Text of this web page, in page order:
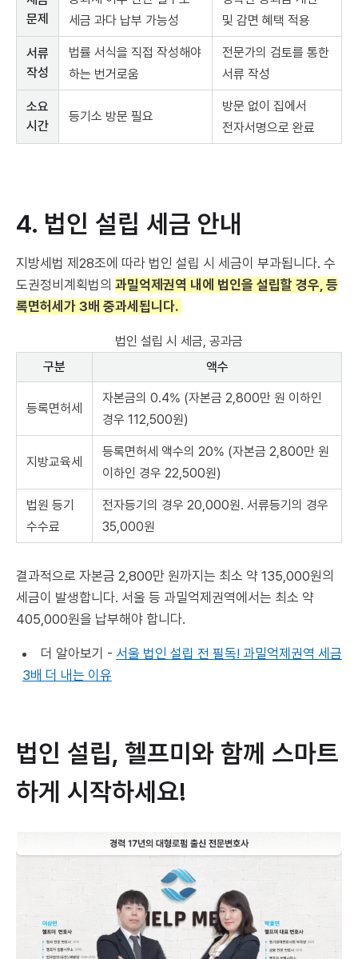
문제
세금 과다 납부 가능성
및 감면 혜택 적용
서류
작성
법률 서식을 직접 작성해야
하는 번거로움
전문가의 검토를 통한
서류 작성
소요
시간
등기소 방문 필요
방문 없이 집에서
전자서명으로 완료
4. 법인 설립 세금 안내
지방세법 제28조에 따라 법인 설립 시 세금이 부과됩니다. 수
도권정비계획법의 과밀억제권역 내에 법인을 설립할 경우, 등
록면허세가 3배 중과세됩니다.
법인 설립 시 세금, 공과금
구분
액수
등록면허세
자본금의 0.4% (자본금 2,800만 원 이하인
경우 112,500원)
지방교육세
등록면허세 액수의 20% (자본금 2,800만 원
이하인 경우 22,500원)
법원 등기
수수료
전자등기의 경우 20,000원. 서류등기의 경우
35,000원
결과적으로 자본금 2,800만 원까지는 최소 약 135,000원의
세금이 발생합니다. 서울 등 과밀억제권역에서는 최소 약
405,000원을 납부해야 합니다.
더 알아보기 - 서울 법인 설립 전 필독! 과밀억제권역 세금
3배 더 내는 이유
법인 설립, 헬프미와 함께 스마트
하게 시작하세요!